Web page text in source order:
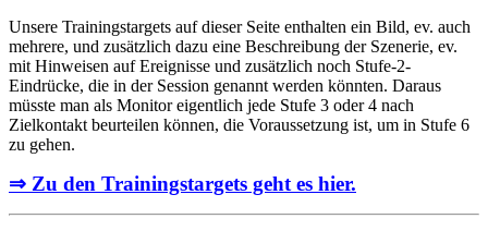
Unsere Trainingstargets auf dieser Seite enthalten ein Bild, ev. auch
mehrere, und zusätzlich dazu eine Beschreibung der Szenerie, ev.
mit Hinweisen auf Ereignisse und zusätzlich noch Stufe-2-
Eindrücke, die in der Session genannt werden könnten. Daraus
müsste man als Monitor eigentlich jede Stufe 3 oder 4 nach
Zielkontakt beurteilen können, die Voraussetzung ist, um in Stufe 6
zu gehen.
⇒ Zu den Trainingstargets geht es hier.